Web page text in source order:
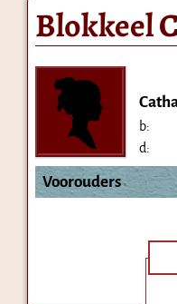
Blokkeel
b:
d:
Voorouders